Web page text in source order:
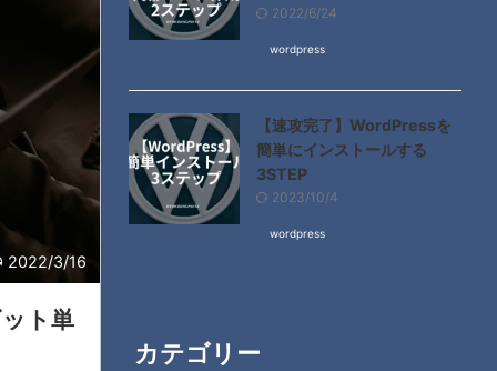
2022/3/16
ト単
2022/6/24
wordpress
【速攻完了】WordPressを
簡単にインストールする
3STEP
2023/10/4
wordpress
カテゴリー